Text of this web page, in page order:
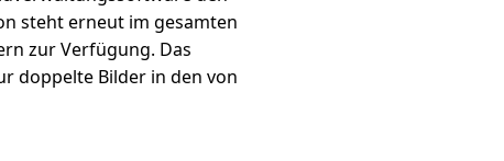
steht erneut im gesamten
zur Verfügung. Das
doppelte Bilder in den von